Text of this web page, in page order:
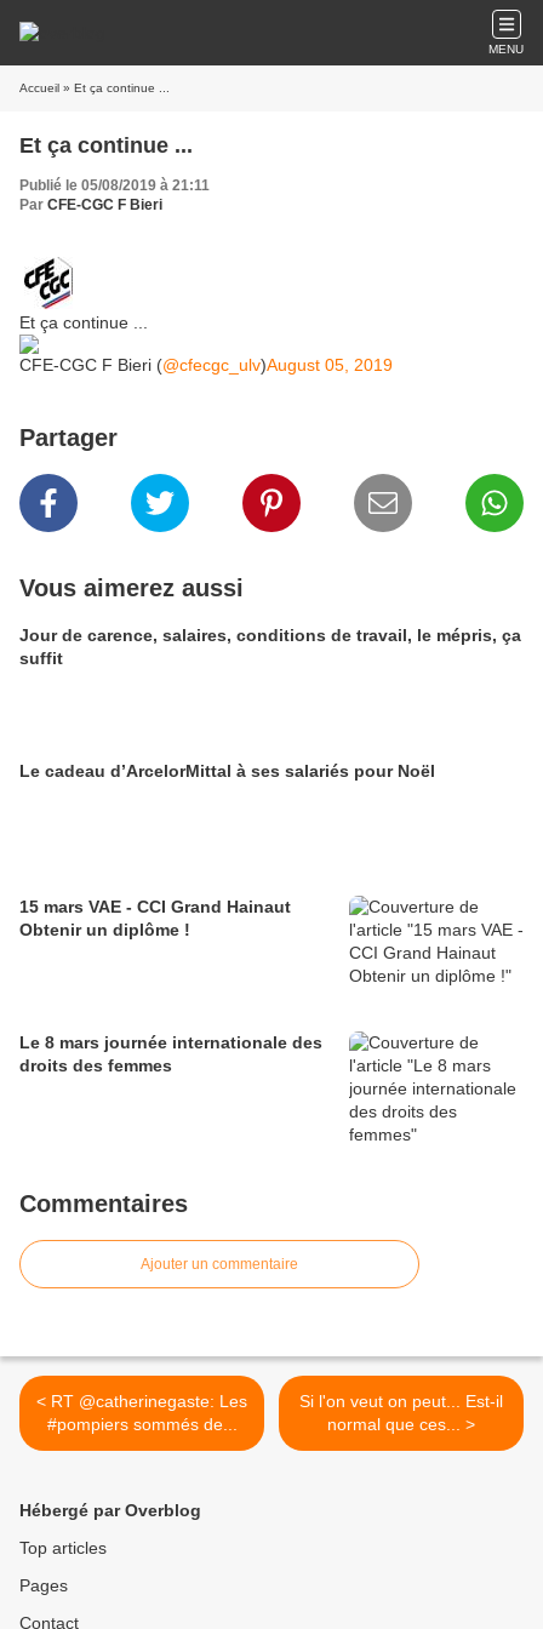
MENU
Accueil » Et ça continue ...
Et ça continue ...
Publié le 05/08/2019 à 21:11
Par CFE-CGC F Bieri
Et ça continue ...
CFE-CGC F Bieri (@cfecgc_ulv)August 05, 2019
Partager
Vous aimerez aussi
Jour de carence, salaires, conditions de travail, le mépris, ça
suffit
Le cadeau d’ArcelorMittal à ses salariés pour Noël
15 mars VAE - CCI Grand Hainaut
Obtenir un diplôme !
Le 8 mars journée internationale des
droits des femmes
Commentaires
Ajouter un commentaire
< RT @catherinegaste: Les
#pompiers sommés de...
Si l'on veut on peut... Est-il
normal que ces... >
Hébergé par Overblog
Top articles
Pages
Contact